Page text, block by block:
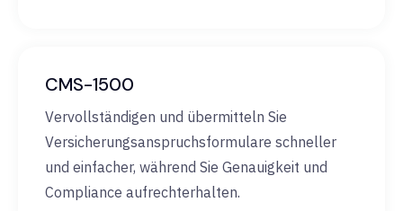
CMS-1500
Vervollständigen und übermitteln Sie
Versicherungsanspruchsformulare schneller
und einfacher, während Sie Genauigkeit und
Compliance aufrechterhalten.